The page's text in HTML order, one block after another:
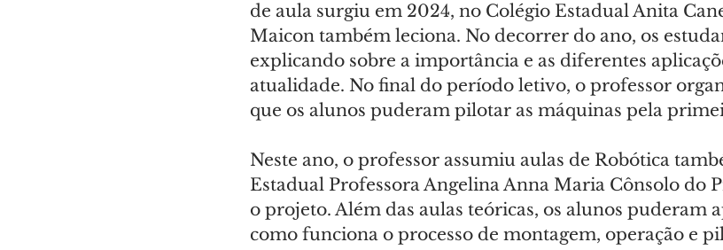
de aula surgiu em 2024, no Colégio Estadual Anita
Maicon também leciona. No decorrer do ano, os
explicando sobre a importância e as diferentes
atualidade. No final do período letivo, o professor
que os alunos puderam pilotar as máquinas pela
Neste ano, o professor assumiu aulas de Robótica
Estadual Professora Angelina Anna Maria Cônsolo do
o projeto. Além das aulas teóricas, os alunos puderam
como funciona o processo de montagem, operação e